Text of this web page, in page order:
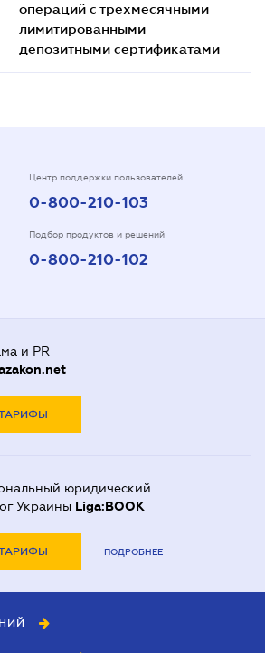
операций с трехмесячными
лимитированными
депозитными сертификатами
Центр поддержки пользователей
0-800-210-103
Подбор продуктов и решений
0-800-210-102
и PR
юридический
Украины Liga:BOOK
ПОДРОБНЕЕ